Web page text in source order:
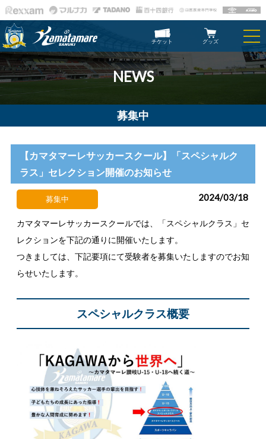
チケット グッズ
NEWS
募集中
【カマタマーレサッカースクール】「スペシャルク
ラス」セレクション開催のお知らせ
募集中 2024/03/18
カマタマーレサッカースクールでは、「スペシャルクラス」セ
レクションを下記の通りに開催いたします。
つきましては、下記要項にて受験者を募集いたしますのでお知
らせいたします。
スペシャルクラス概要